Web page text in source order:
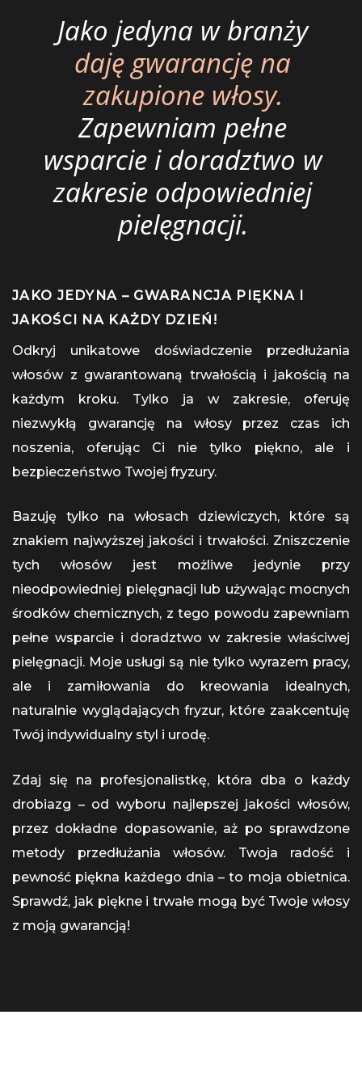
Jako jedyna w branży
daję gwarancję na
zakupione włosy.
Zapewniam pełne
wsparcie i doradztwo w
zakresie odpowiedniej
pielęgnacji.
JAKO JEDYNA – GWARANCJA PIĘKNA I
JAKOŚCI NA KAŻDY DZIEŃ!
Odkryj unikatowe doświadczenie przedłużania
włosów z gwarantowaną trwałością i jakością na
każdym kroku. Tylko ja w zakresie, oferuję
niezwykłą gwarancję na włosy przez czas ich
noszenia, oferując Ci nie tylko piękno, ale i
bezpieczeństwo Twojej fryzury.
Bazuję tylko na włosach dziewiczych, które są
znakiem najwyższej jakości i trwałości. Zniszczenie
tych włosów jest możliwe jedynie przy
nieodpowiedniej pielęgnacji lub używając mocnych
środków chemicznych, z tego powodu zapewniam
pełne wsparcie i doradztwo w zakresie właściwej
pielęgnacji. Moje usługi są nie tylko wyrazem pracy,
ale i zamiłowania do kreowania idealnych,
naturalnie wyglądających fryzur, które zaakcentuję
Twój indywidualny styl i urodę.
Zdaj się na profesjonalistkę, która dba o każdy
drobiazg – od wyboru najlepszej jakości włosów,
przez dokładne dopasowanie, aż po sprawdzone
metody przedłużania włosów. Twoja radość i
pewność piękna każdego dnia – to moja obietnica.
Sprawdź, jak piękne i trwałe mogą być Twoje włosy
z moją gwarancją!